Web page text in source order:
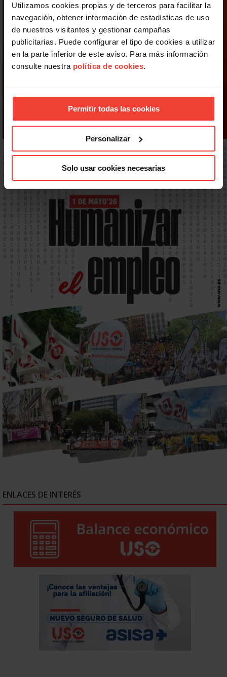
Utilizamos cookies propias y de terceros para facilitar la
navegación, obtener información de estadísticas de uso
de nuestros visitantes y gestionar campañas
publicitarias. Puede configurar el tipo de cookies a utilizar
en la parte inferior de este aviso. Para más información
consulte nuestra política de cookies.
Permitir todas las cookies
Personalizar
Solo usar cookies necesarias
ENLACES DE INTERÉS